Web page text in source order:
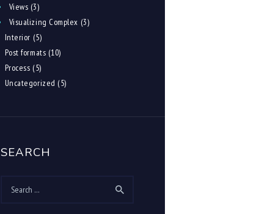
Views (3)
Visualizing Complex (3)
Interior (5)
Post formats (10)
Process (5)
Uncategorized (5)
SEARCH